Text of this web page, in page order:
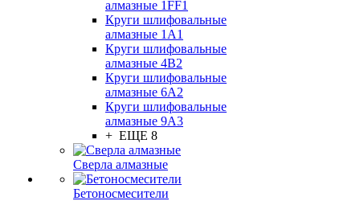
алмазные 1FF1
Круги шлифовальные
алмазные 1А1
Круги шлифовальные
алмазные 4В2
Круги шлифовальные
алмазные 6A2
Круги шлифовальные
алмазные 9А3
+ ЕЩЕ 8
Сверла алмазные
Бетоносмесители